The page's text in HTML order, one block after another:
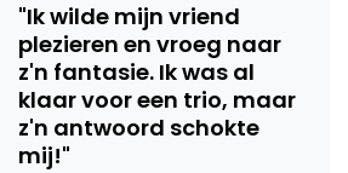
"Ik wilde mijn vriend
plezieren en vroeg naar
z'n fantasie. Ik was al
klaar voor een trio, maar
z'n antwoord schokte
mij!"